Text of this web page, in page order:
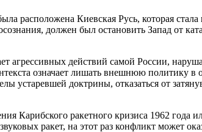
расположена Киевская Русь, которая
должен был остановить Запад от
агрессивных действий самой России,
означает лишать внешнюю политику
доктрины, отказаться от
Карибского ракетного кризиса 1962 года
ракет, на этот раз конфликт может